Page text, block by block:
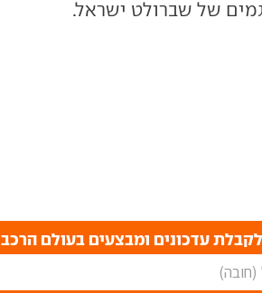
של שברולט ישראל.
עדכונים ומבצעים בעולם הרכב